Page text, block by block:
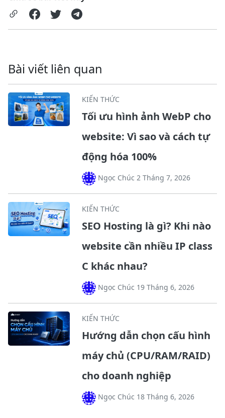
Bài viết liên quan
KIẾN THỨC
Tối ưu hình ảnh WebP cho
website: Vì sao và cách tự
động hóa 100%
Ngọc Chúc 2 Tháng 7, 2026
KIẾN THỨC
SEO Hosting là gì? Khi nào
website cần nhiều IP class
C khác nhau?
Ngọc Chúc 19 Tháng 6, 2026
KIẾN THỨC
Hướng dẫn chọn cấu hình
máy chủ (CPU/RAM/RAID)
cho doanh nghiệp
Ngọc Chúc 18 Tháng 6, 2026